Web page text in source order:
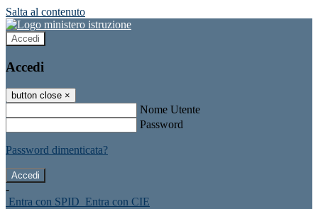
Salta al contenuto
Accedi
Accedi
button close ×
Nome Utente
Password
Password dimenticata?
-
Entra con SPID Entra con CIE